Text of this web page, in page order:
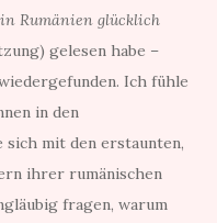
Rumänien glücklich
gelesen habe –
Ich fühle
in den
mit den erstaunten,
ihrer rumänischen
fragen, warum